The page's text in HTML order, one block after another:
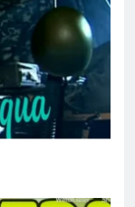
(Đỗ Phủ)